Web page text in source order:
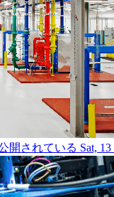
開されている Sat,